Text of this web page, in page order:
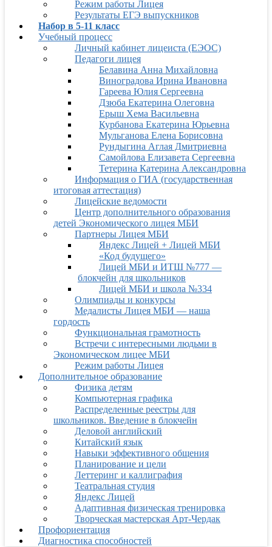
Режим работы Лицея
Результаты ЕГЭ выпускников
Набор в 5-11 класс
Учебный процесс
Личный кабинет лицеиста (ЕЭОС)
Педагоги лицея
Белавина Анна Михайловна
Виноградова Ирина Ивановна
Гареева Юлия Сергеевна
Дзюба Екатерина Олеговна
Ерыш Хема Васильевна
Курбанова Екатерина Юрьевна
Мульганова Елена Борисовна
Рундыгина Аглая Дмитриевна
Самойлова Елизавета Сергеевна
Тетерина Катерина Александровна
Информация о ГИА (государственная
итоговая аттестация)
Лицейские ведомости
Центр дополнительного образования
детей Экономического лицея МБИ
Партнеры Лицея МБИ
Яндекс Лицей + Лицей МБИ
«Код будущего»
Лицей МБИ и ИТШ №777 —
блокчейн для школьников
Лицей МБИ и школа №334
Олимпиады и конкурсы
Медалисты Лицея МБИ — наша
гордость
Функциональная грамотность
Встречи с интересными людьми в
Экономическом лицее МБИ
Режим работы Лицея
Дополнительное образование
Физика детям
Компьютерная графика
Распределенные реестры для
школьников. Введение в блокчейн
Деловой английский
Китайский язык
Навыки эффективного общения
Планирование и цели
Леттеринг и каллиграфия
Театральная студия
Яндекс Лицей
Адаптивная физическая тренировка
Творческая мастерская Арт-Чердак
Профориентация
Диагностика способностей